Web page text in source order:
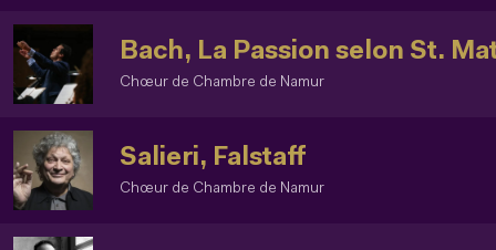
Chœur de Chambre de Namur
Bach, La Passion selon St.
Chœur de Chambre de Namur
Salieri, Falstaff